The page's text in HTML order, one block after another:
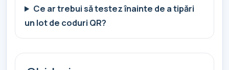
Ce ar trebui să testez înainte de a tipări
un lot de coduri QR?